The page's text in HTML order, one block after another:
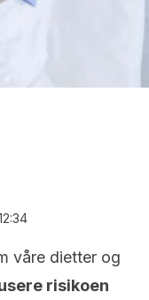
våre dietter og
risikoen